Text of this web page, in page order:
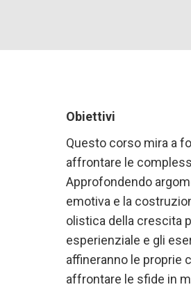
Obiettivi
Questo corso mira a
affrontare le
Approfondendo
emotiva e la
olistica della crescita
esperienziale e gli
affineranno le proprie
affrontare le sfide in